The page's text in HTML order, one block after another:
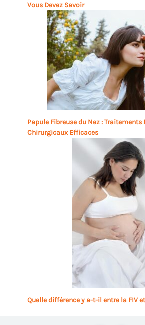
Vous Devez Savoir
Papule Fibreuse du Nez :
Chirurgicaux Efficaces
Quelle différence y a-t-il entre la FIV et